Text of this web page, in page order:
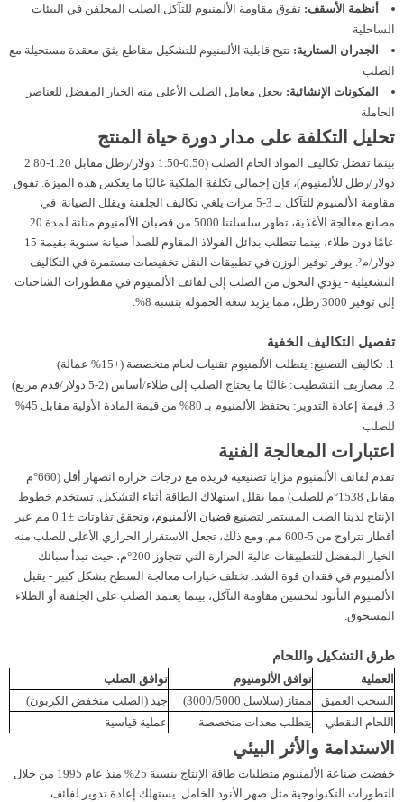
أنظمة الأسقف: تفوق مقاومة الألمنيوم للتآكل الصلب المجلفن في البيئات
الساحلية
الجدران الستارية: تتيح قابلية الألمنيوم للتشكيل مقاطع بثق معقدة مستحيلة مع
الصلب
المكونات الإنشائية: يجعل معامل الصلب الأعلى منه الخيار المفضل للعناصر
الحاملة
تحليل التكلفة على مدار دورة حياة المنتج
بينما تفضل تكاليف المواد الخام الصلب (0.50-1.50 دولار/رطل مقابل 1.20-2.80
دولار/رطل للألمنيوم)، فإن إجمالي تكلفة الملكية غالبًا ما يعكس هذه الميزة. تفوق
مقاومة الألمنيوم للتآكل بـ 3-5 مرات يلغي تكاليف الجلفنة ويقلل الصيانة. في
مصانع معالجة الأغذية، تظهر سلسلتنا 5000 من
قضبان الألمنيوم
متانة لمدة 20
عامًا دون طلاء، بينما تتطلب بدائل الفولاذ المقاوم للصدأ صيانة سنوية بقيمة 15
دولار/م². يوفر توفير الوزن في تطبيقات النقل تخفيضات مستمرة في التكاليف
التشغيلية - يؤدي التحول من الصلب إلى لفائف الألمنيوم في مقطورات الشاحنات
إلى توفير 3000 رطل، مما يزيد سعة الحمولة بنسبة 8%.
تفصيل التكاليف الخفية
تكاليف التصنيع: يتطلب الألمنيوم تقنيات لحام متخصصة (+15% عمالة)
مصاريف التشطيب: غالبًا ما يحتاج الصلب إلى طلاء/أساس (2-5 دولار/قدم مربع)
قيمة إعادة التدوير: يحتفظ الألمنيوم بـ 80% من قيمة المادة الأولية مقابل 45%
للصلب
اعتبارات المعالجة الفنية
تقدم لفائف الألمنيوم مزايا تصنيعية فريدة مع درجات حرارة انصهار أقل (660°م
مقابل 1538°م للصلب) مما يقلل استهلاك الطاقة أثناء التشكيل. تستخدم خطوط
الإنتاج لدينا الصب المستمر لتصنيع قضبان الألمنيوم
، وتحقق تفاوتات ±0.1 مم عبر
أقطار تتراوح من 5-600 مم. ومع ذلك، تجعل الاستقرار الحراري الأعلى للصلب منه
الخيار المفضل للتطبيقات عالية الحرارة التي تتجاوز 200°م، حيث تبدأ سبائك
الألمنيوم في فقدان قوة الشد. تختلف خيارات معالجة السطح بشكل كبير - يقبل
الألمنيوم التأنود لتحسين مقاومة التآكل، بينما يعتمد الصلب على الجلفنة أو الطلاء
المسحوق.
طرق التشكيل واللحام
العملية توافق الألومنيوم
توافق الصلب
السحب العميق
ممتاز (سلاسل 3000/5000)
جيد (الصلب منخفض الكربون)
اللحام النقطي
يتطلب معدات متخصصة عملية قياسية
الاستدامة والأثر البيئي
خفضت صناعة الألمنيوم متطلبات طاقة الإنتاج بنسبة 25% منذ عام 1995 من خلال
التطورات التكنولوجية مثل صهر الأنود الخامل. يستهلك إعادة تدوير لفائف